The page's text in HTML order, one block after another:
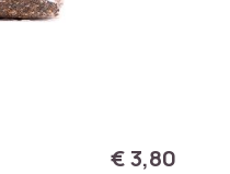
€ 3,80